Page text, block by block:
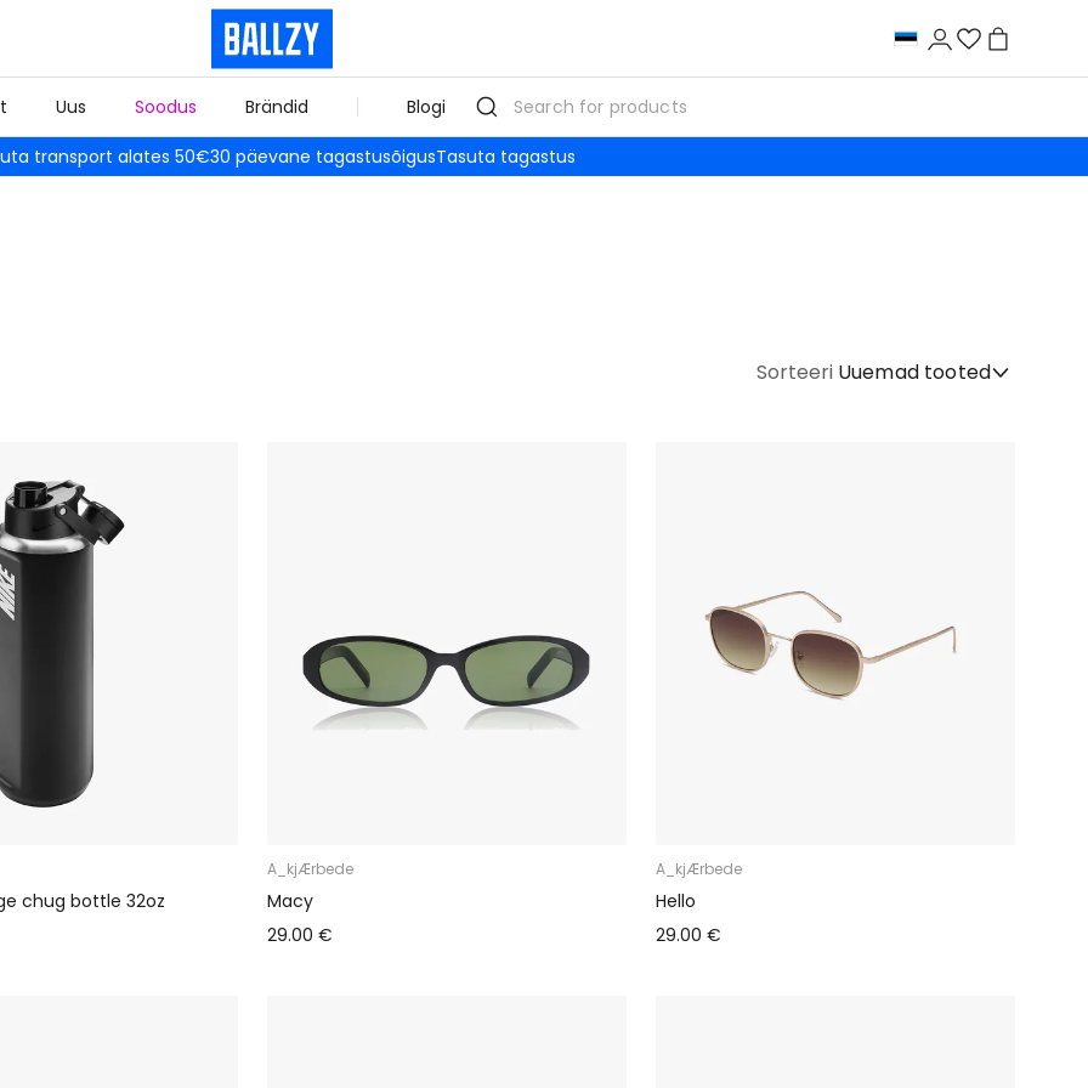
Uus Soodus Brändid Blogi
transport alates 50€30 päevane tagastusõigusTasuta tagastus
Sorteeri Uuemad tooted
chug bottle 32oz
A_kjÆrbede
Macy
29.00 €
A_kjÆrbede
Hello
29.00 €